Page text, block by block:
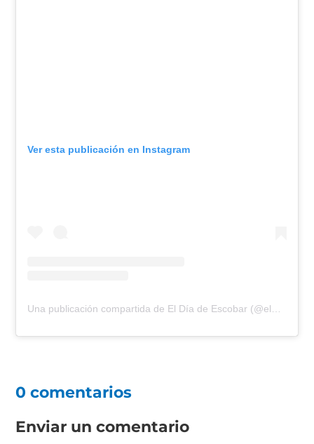
Ver esta publicación en Instagram
Una publicación compartida de El Día de Escobar (@eldiadeescobar)
0 comentarios
Enviar un comentario